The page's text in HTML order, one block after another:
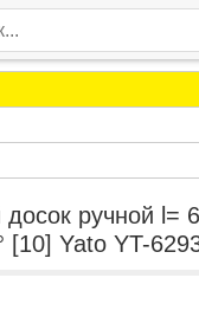
ручной l=
[10] Yato YT-